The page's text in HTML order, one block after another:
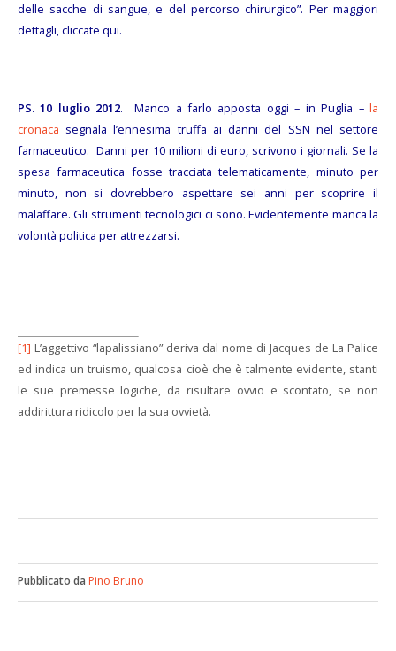
delle sacche di sangue, e del percorso chirurgico”. Per maggiori
dettagli,cliccate qui.
PS. 10 luglio 2012. Manco a farlo apposta oggi – in Puglia –la
cronaca segnala l’ennesima truffa ai danni del SSN nel settore
farmaceutico. Danni per 10 milioni di euro, scrivono i giornali. Se la
spesa farmaceutica fosse tracciata telematicamente, minuto per
minuto, non si dovrebbero aspettare sei anni per scoprire il
malaffare. Gli strumenti tecnologici ci sono. Evidentemente manca la
volontà politica per attrezzarsi.
[1] L’aggettivo “lapalissiano” deriva dal nome di Jacques de La Palice
ed indica un truismo, qualcosa cioè che è talmente evidente, stanti
le sue premesse logiche, da risultare ovvio e scontato, se non
addirittura ridicolo per la sua ovvietà.
Pubblicato da Pino Bruno